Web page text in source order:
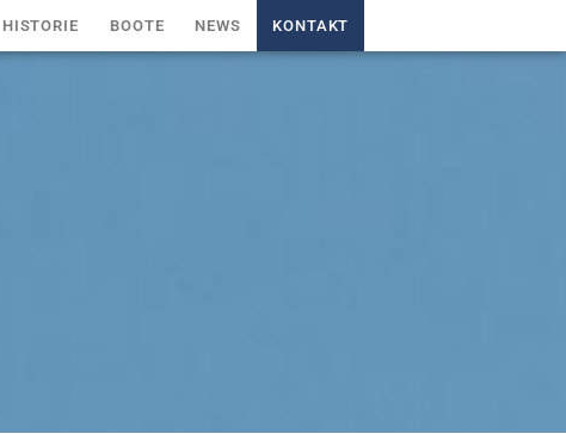
HISTORIE BOOTE NEWS KONTAKT